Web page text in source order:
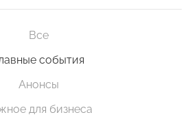
Все
события
Анонсы
для бизнеса